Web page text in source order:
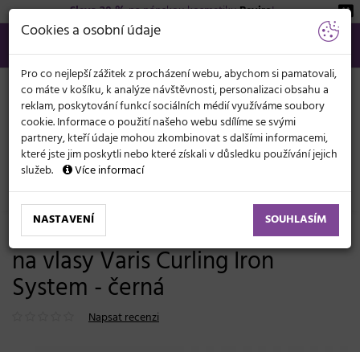
Sleva 20 %na pánskou kosmetikuBeviro!
566 440 099
info@svetkadernictvi.cz
Po−pá: 8−17
Vše o nákupu Kč
KATEGORIE
MENU
Elektronika Kulmy Kónické
Profesionální multifunkční kulma
na vlasy Varis Curling Iron
System - černá
Napsat recenzi
Cookies a osobní údaje
Pro co nejlepší zážitek z procházení webu, abychom si pamatovali,
co máte v košíku, k analýze návštěvnosti, personalizaci obsahu a
reklam, poskytování funkcí sociálních médií využíváme soubory
cookie. Informace o použití našeho webu sdílíme se svými
partnery, kteří údaje mohou zkombinovat s dalšími informacemi,
které jste jim poskytli nebo které získali v důsledku používání jejich
služeb.
Více informací
NASTAVENÍ SOUHLASÍM